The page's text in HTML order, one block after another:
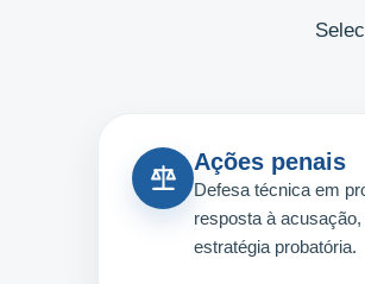
Ações penais
Defesa técnica em
resposta à
estratégia probatória.